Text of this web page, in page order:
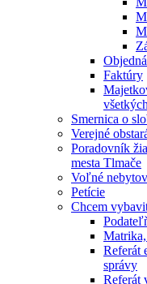
Faktúry
Smernica o
Verejné
Poradovník
mesta Tlmače
Voľné
Petície
Chcem
Referát
správy
Referát